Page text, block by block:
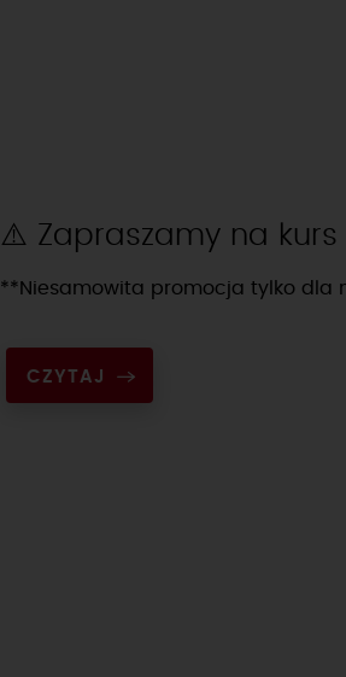
⚠️ Zapraszamy na
**Niesamowita promocja tylko dla
CZYTAJ